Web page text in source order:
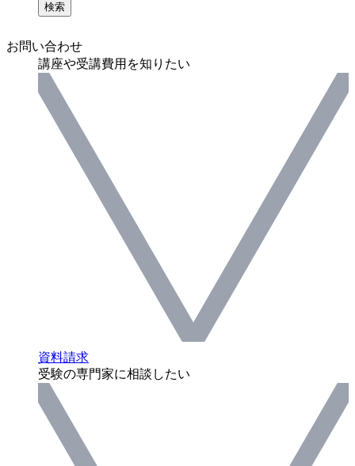
検索
お問い合わせ
講座や受講費用を知りたい
資料請求
受験の専門家に相談したい